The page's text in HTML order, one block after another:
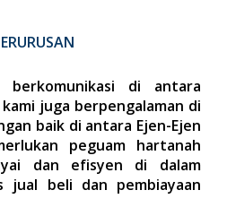
berkomunikasi di antara
juga berpengalaman di
baik di antara Ejen-Ejen
peguam hartanah
dan efisyen di dalam
jual beli dan pembiayaan